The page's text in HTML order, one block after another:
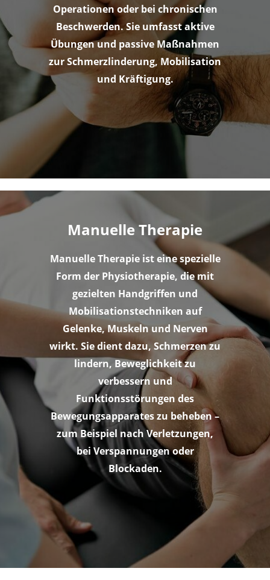
Operationen oder bei chronischen
Beschwerden. Sie umfasst aktive
Übungen und passive Maßnahmen
zur Schmerzlinderung, Mobilisation
und Kräftigung.
Manuelle Therapie
Manuelle Therapie ist eine spezielle
Form der Physiotherapie, die mit
gezielten Handgriffen und
Mobilisationstechniken auf
Gelenke, Muskeln und Nerven
wirkt. Sie dient dazu, Schmerzen zu
lindern, Beweglichkeit zu
verbessern und
Funktionsstörungen des
Bewegungsapparates zu beheben –
zum Beispiel nach Verletzungen,
bei Verspannungen oder
Blockaden.